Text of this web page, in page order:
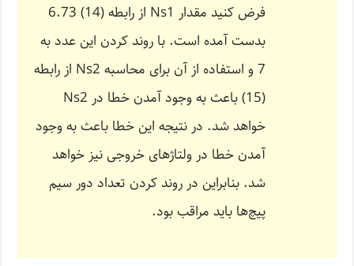
فرض کنید مقدار Ns1 از رابطه (14) 6.73
بدست آمده است. با روند کردن این عدد به
7 و استفاده از آن برای محاسبه Ns2 از رابطه
(15) باعث به وجود آمدن خطا در Ns2
خواهد شد. در نتیجه این خطا باعث به وجود
آمدن خطا در ولتاژهای خروجی نیز خواهد
شد. بنابراین در روند کردن تعداد دور سیم
پیچ‌ها باید مراقب بود.